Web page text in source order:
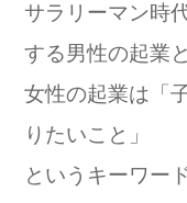
サラリーマン時
する男性の起業
女性の起業は「
りたいこと」
というキーワー